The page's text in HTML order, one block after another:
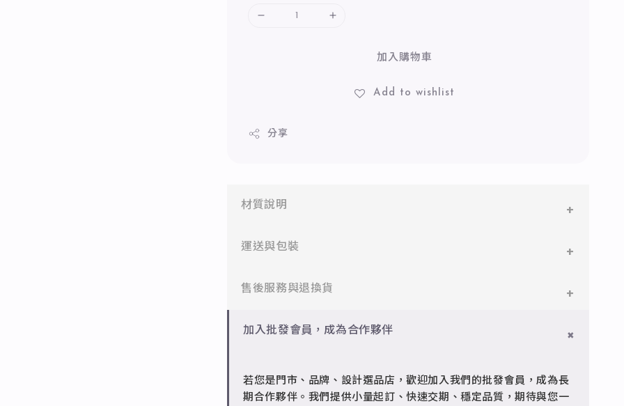
加入購物車
Add to wishlist
分享
材質說明
✻ 316L不鏽鋼
✻ 925純銀
✻ 銅台電鍍飾品
運送與包裝
一般會員：一件即享免運與精美包裝，超商取貨或宅配皆可。
售後服務與退換貨
✻ 一般會員
加入批發會員，成為合作夥伴
若您是門市、品牌、設計選品店，歡迎加入我們的批發會員，成為長
期合作夥伴。我們提供小量起訂、快速交期、穩定品質，期待與您一